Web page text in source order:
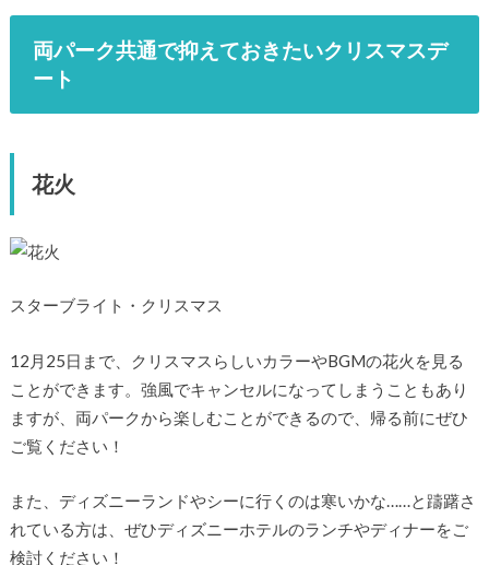
両パーク共通で抑えておきたいクリスマスデ
ート
花火
スターブライト・クリスマス
12月25日まで、クリスマスらしいカラーやBGMの花火を見る
ことができます。強風でキャンセルになってしまうこともあり
ますが、両パークから楽しむことができるので、帰る前にぜひ
ご覧ください！
また、ディズニーランドやシーに行くのは寒いかな……と躊躇さ
れている方は、ぜひディズニーホテルのランチやディナーをご
検討ください！